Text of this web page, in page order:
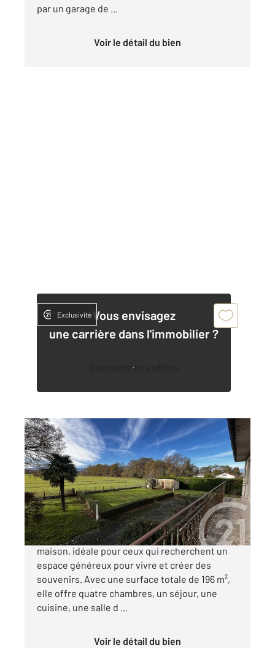
par un garage de ...
Voir le détail du bien
Vous envisagez
une carrière dans l'immobilier ?
Découvrir nos offres
Exclusivité
LANNEMEZAN 65
195,64 m2, 6 pièces
Ref : 18082
Maison à vendre
160 000 €
Dans la ville de Lannemezan, découvrez cette
maison, idéale pour ceux qui recherchent un
espace généreux pour vivre et créer des
souvenirs. Avec une surface totale de 196 m²,
elle offre quatre chambres, un séjour, une
cuisine, une salle d ...
Voir le détail du bien